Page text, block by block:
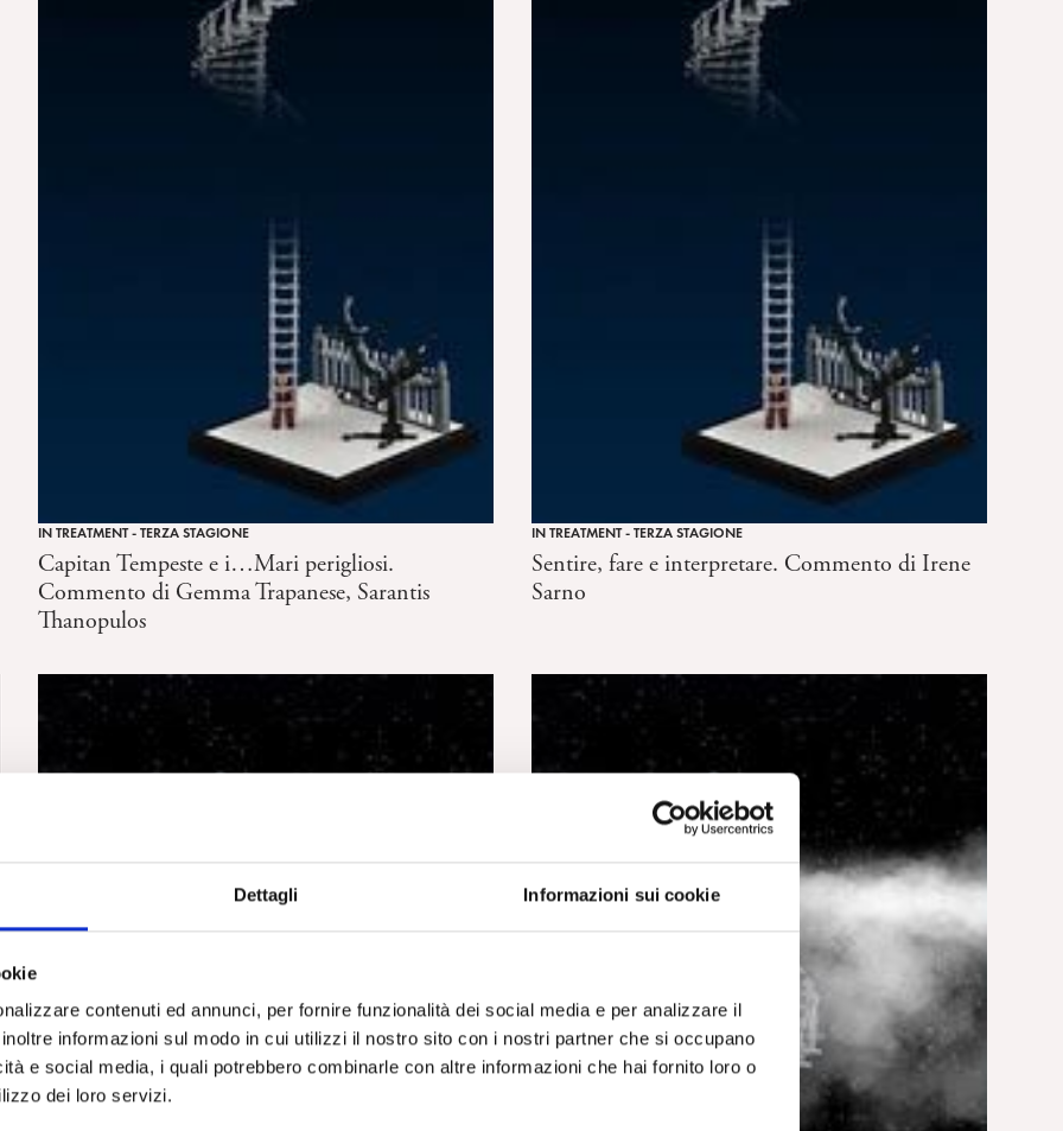
Dettagli Informazioni sui cookie
contenuti ed annunci, per fornire funzionalità dei social media e per analizzare il
informazioni sul modo in cui utilizzi il nostro sito con i nostri partner che si occupano
e social media, i quali potrebbero combinarle con altre informazioni che hai fornito loro o
dei loro servizi.
IN TREATMENT - TERZA STAGIONE
Capitan Tempeste e i…Mari perigliosi.
Commento di Gemma Trapanese, Sarantis
Thanopulos
IN TREATMENT - TERZA STAGIONE
Sentire, fare e interpretare. Commento di Irene
Sarno